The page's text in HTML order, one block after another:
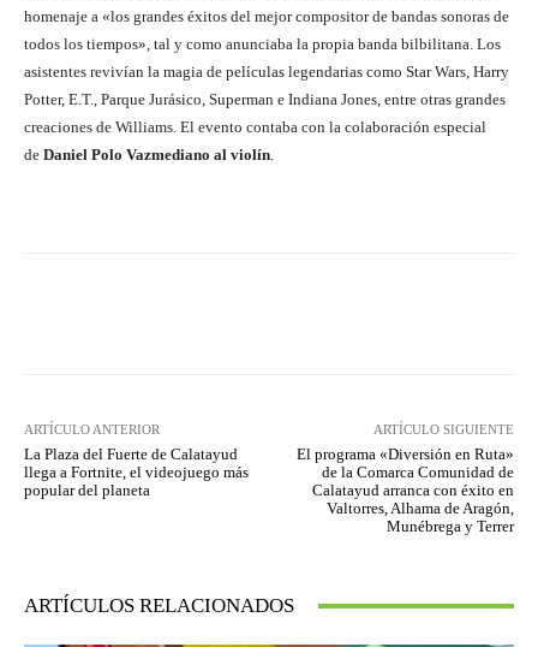
homenaje a «los grandes éxitos del mejor compositor de bandas sonoras de
todos los tiempos», tal y como anunciaba la propia banda bilbilitana. Los
asistentes revivían la magia de películas legendarias como Star Wars, Harry
Potter, E.T., Parque Jurásico, Superman e Indiana Jones, entre otras grandes
creaciones de Williams. El evento contaba con la colaboración especial
de Daniel Polo Vazmediano al violín.
ARTÍCULO ANTERIOR
La Plaza del Fuerte de Calatayud
llega a Fortnite, el videojuego más
popular del planeta
ARTÍCULO SIGUIENTE
El programa «Diversión en Ruta»
de la Comarca Comunidad de
Calatayud arranca con éxito en
Valtorres, Alhama de Aragón,
Munébrega y Terrer
ARTÍCULOS RELACIONADOS